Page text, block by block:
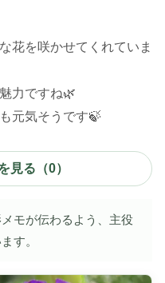
花を咲かせてくれていま
力ですね🌿
元気そうです🍃
見る（0）
モが伝わるよう、主役
す。